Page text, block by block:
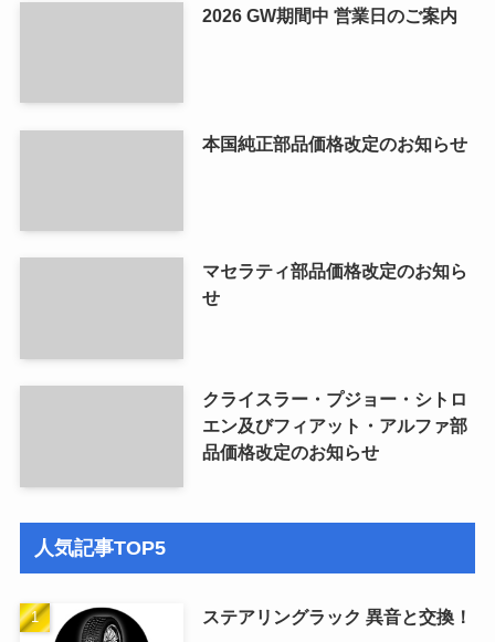
2026 GW期間中 営業日のご案内
本国純正部品価格改定のお知らせ
マセラティ部品価格改定のお知ら
せ
クライスラー・プジョー・シトロ
エン及びフィアット・アルファ部
品価格改定のお知らせ
人気記事TOP5
ステアリングラック 異音と交換！